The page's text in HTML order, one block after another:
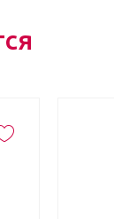
кожу лица,
маску от